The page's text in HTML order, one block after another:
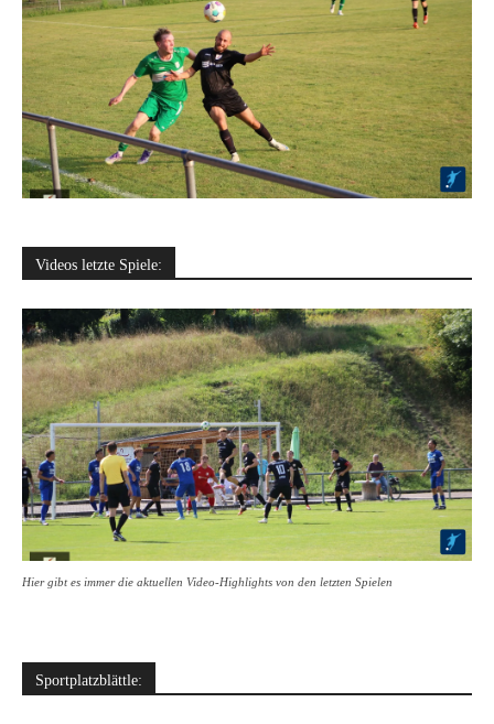
Videos letzte Spiele:
Hier gibt es immer die aktuellen Video-Highlights von den letzten Spielen
Sportplatzblättle: